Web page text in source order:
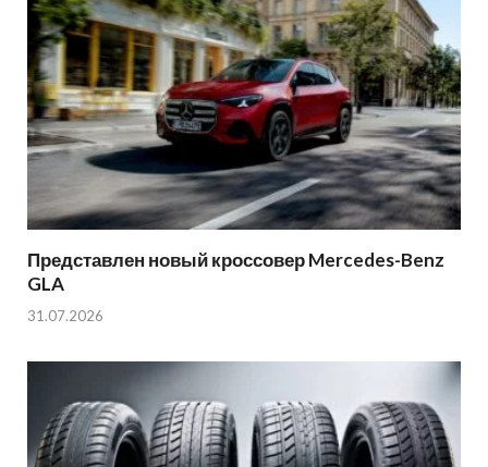
Представлен новый кроссовер Mercedes-Benz
GLA
31.07.2026